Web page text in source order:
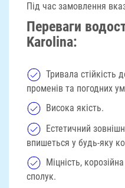
Під час замовлення
Переваги
Karolina:
Тривала стійкість
променів та погодних
Висока якість.
Естетичний
впишеться у будь-яку
Міцність,
сполук.